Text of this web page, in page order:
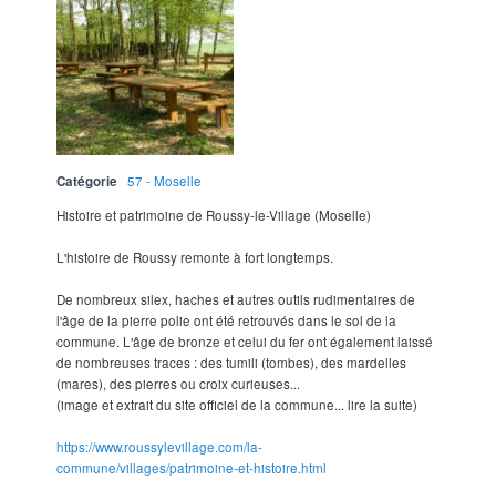
Catégorie
57 - Moselle
Histoire et patrimoine de Roussy-le-Village (Moselle)
L'histoire de Roussy remonte à fort longtemps.
De nombreux silex, haches et autres outils rudimentaires de
l'âge de la pierre polie ont été retrouvés dans le sol de la
commune. L'âge de bronze et celui du fer ont également laissé
de nombreuses traces : des tumili (tombes), des mardelles
(mares), des pierres ou croix curieuses...
(image et extrait du site officiel de la commune... lire la suite)
https://www.roussylevillage.com/la-
commune/villages/patrimoine-et-histoire.html